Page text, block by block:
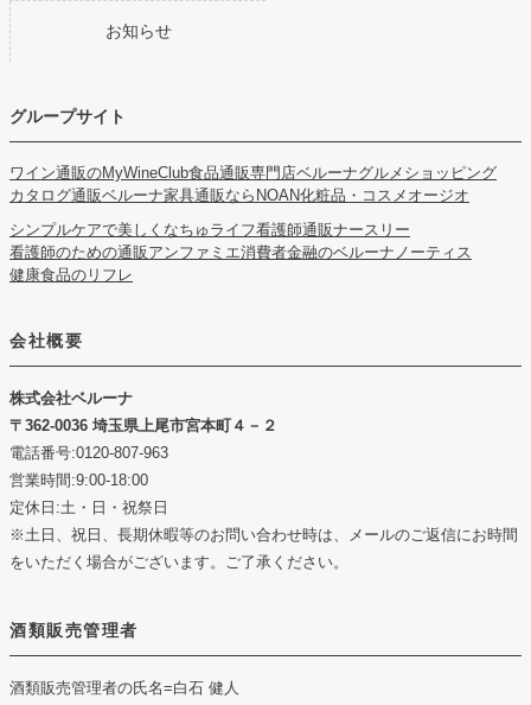
お知らせ
グループサイト
ワイン通販のMyWineClub食品通販専門店ベルーナグルメショッピング
カタログ通販ベルーナ家具通販ならNOAN化粧品・コスメオージオ
シンプルケアで美しくなちゅライフ看護師通販ナースリー
看護師のための通販アンファミエ消費者金融のベルーナノーティス
健康食品のリフレ
会社概要
株式会社ベルーナ
362-0036 埼玉県上尾市宮本町４－２
電話番号:0120-807-963
営業時間:9:00-18:00
定休日:土・日・祝祭日
※土日、祝日、長期休暇等のお問い合わせ時は、メールのご返信にお時間
をいただく場合がございます。ご了承ください。
酒類販売管理者
酒類販売管理者の氏名=白石 健人